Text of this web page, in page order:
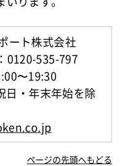
ート株式会社
0120-535-797
〜19:30
日・年末年始を除
ページの先頭へもどる